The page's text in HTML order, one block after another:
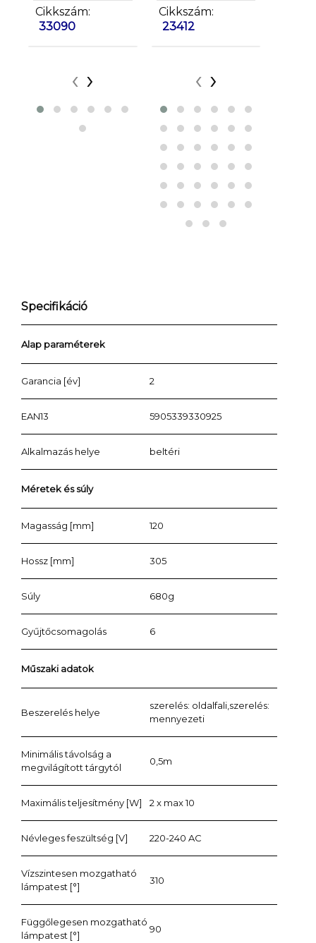
Cikkszám:
33090
Cikkszám:
33091
‹ ›
Cikkszám:
23412
‹ ›
Specifikáció
Alap paraméterek
Garancia [év] 2
EAN13 5905339330925
Alkalmazás helye beltéri
Méretek és súly
Magasság [mm] 120
Hossz [mm] 305
Súly 680g
Gyűjtőcsomagolás 6
Műszaki adatok
Beszerelés helye
szerelés: oldalfali,szerelés:
mennyezeti
Minimális távolság a
megvilágított tárgytól
0,5m
Maximális teljesítmény [W] 2 x max 10
Névleges feszültség [V] 220-240 AC
Vízszintesen mozgatható
lámpatest [°]
310
Függőlegesen mozgatható
lámpatest [°]
90